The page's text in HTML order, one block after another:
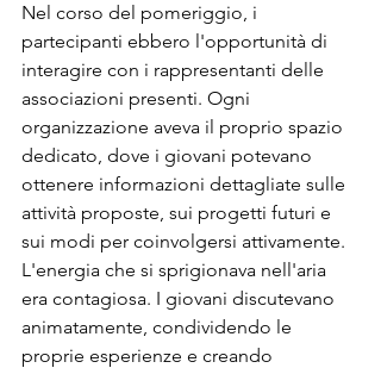
Nel corso del pomeriggio, i
partecipanti ebbero l'opportunità di
interagire con i rappresentanti delle
associazioni presenti. Ogni
organizzazione aveva il proprio spazio
dedicato, dove i giovani potevano
ottenere informazioni dettagliate sulle
attività proposte, sui progetti futuri e
sui modi per coinvolgersi attivamente.
L'energia che si sprigionava nell'aria
era contagiosa. I giovani discutevano
animatamente, condividendo le
proprie esperienze e creando